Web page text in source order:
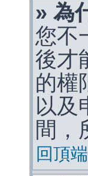
» 為
您不
後才
的權
以及
間，
回頂端